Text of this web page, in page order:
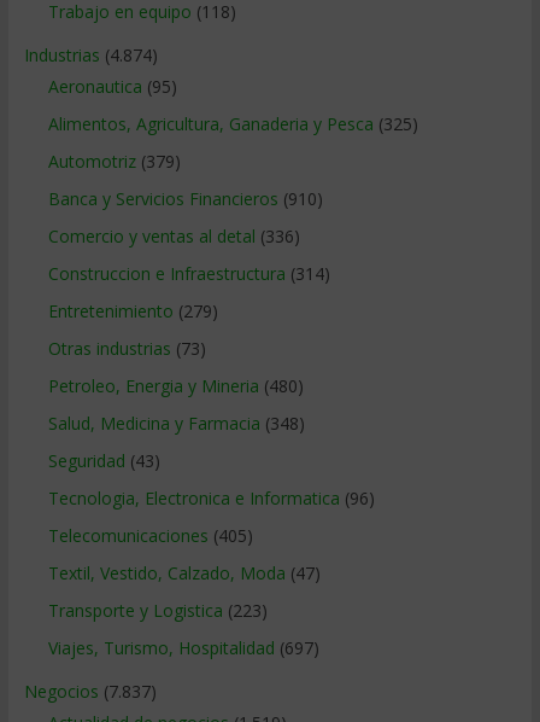
Trabajo en equipo (118)
Industrias (4.874)
Aeronautica (95)
Alimentos, Agricultura, Ganaderia y Pesca (325)
Automotriz(379)
Banca y Servicios Financieros (910)
Comercio y ventas al detal (336)
Construccion e Infraestructura (314)
Entretenimiento (279)
Otras industrias (73)
Petroleo, Energia y Mineria (480)
Salud, Medicina y Farmacia (348)
Seguridad (43)
Tecnologia, Electronica e Informatica (96)
Telecomunicaciones (405)
Textil, Vestido, Calzado, Moda (47)
Transporte y Logistica (223)
Viajes, Turismo, Hospitalidad (697)
Negocios (7.837)